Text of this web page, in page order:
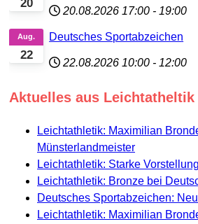
20
20.08.2026 17:00 - 19:00
22
Aug. Deutsches Sportabzeichen
22.08.2026 10:00 - 12:00
Aktuelles aus Leichtatheltik
Leichtathletik: Maximilian
Münsterlandmeister
Leichtathletik: Starke
Leichtathletik: Bronze bei
Deutsches Sportabzeichen:
Leichtathletik: Maximilian